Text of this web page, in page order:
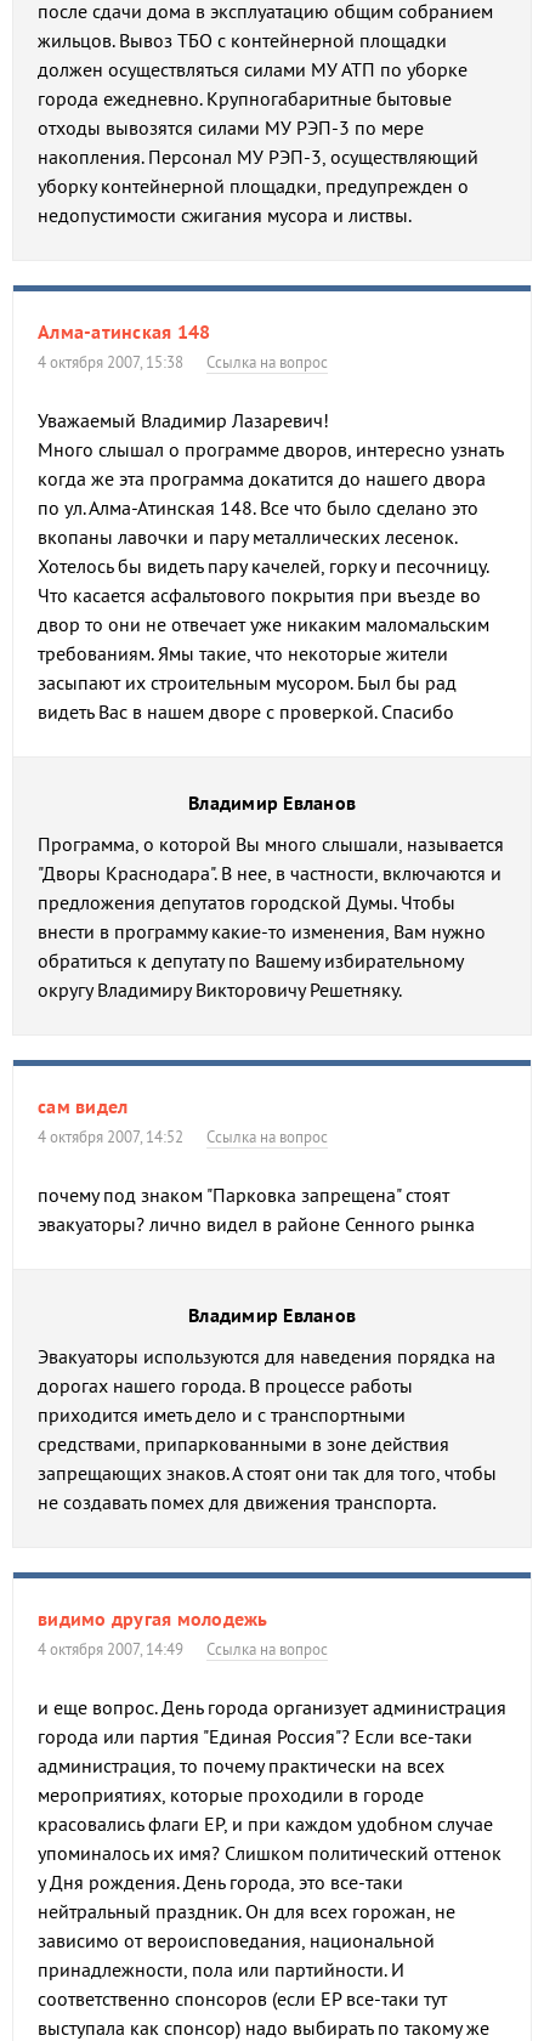
после сдачи дома в эксплуатацию общим собранием
жильцов. Вывоз ТБО с контейнерной площадки
должен осуществляться силами МУ АТП по уборке
города ежедневно. Крупногабаритные бытовые
отходы вывозятся силами МУ РЭП-3 по мере
накопления. Персонал МУ РЭП-3, осуществляющий
уборку контейнерной площадки, предупрежден о
недопустимости сжигания мусора и листвы.
Алма-атинская 148
4 октября 2007, 15:38 Ссылка на вопрос
Уважаемый Владимир Лазаревич!
Много слышал о программе дворов, интересно узнать
когда же эта программа докатится до нашего двора
по ул. Алма-Атинская 148. Все что было сделано это
вкопаны лавочки и пару металлических лесенок.
Хотелось бы видеть пару качелей, горку и песочницу.
Что касается асфальтового покрытия при въезде во
двор то они не отвечает уже никаким маломальским
требованиям. Ямы такие, что некоторые жители
засыпают их строительным мусором. Был бы рад
видеть Вас в нашем дворе с проверкой. Спасибо
Владимир Евланов
Программа, о которой Вы много слышали, называется
"Дворы Краснодара". В нее, в частности, включаются и
предложения депутатов городской Думы. Чтобы
внести в программу какие-то изменения, Вам нужно
обратиться к депутату по Вашему избирательному
округу Владимиру Викторовичу Решетняку.
сам видел
4 октября 2007, 14:52 Ссылка на вопрос
почему под знаком "Парковка запрещена" стоят
эвакуаторы? лично видел в районе Сенного рынка
Владимир Евланов
Эвакуаторы используются для наведения порядка на
дорогах нашего города. В процессе работы
приходится иметь дело и с транспортными
средствами, припаркованными в зоне действия
запрещающих знаков. А стоят они так для того, чтобы
не создавать помех для движения транспорта.
видимо другая молодежь
4 октября 2007, 14:49 Ссылка на вопрос
и еще вопрос. День города организует администрация
города или партия "Единая Россия"? Если все-таки
администрация, то почему практически на всех
мероприятиях, которые проходили в городе
красовались флаги ЕР, и при каждом удобном случае
упоминалось их имя? Слишком политический оттенок
у Дня рождения. День города, это все-таки
нейтральный праздник. Он для всех горожан, не
зависимо от вероисповедания, национальной
принадлежности, пола или партийности. И
соответственно спонсоров (если ЕР все-таки тут
выступала как спонсор) надо выбирать по такому же